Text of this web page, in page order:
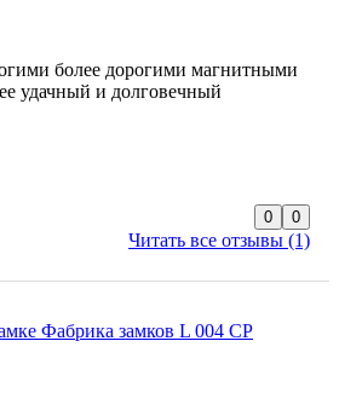
более дорогими магнитными
удачный и долговечный
Читать все отзывы (1)
0 0